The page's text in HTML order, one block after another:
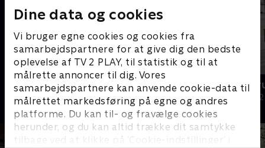
Dine data og cookies
Vi bruger egne cookies og cookies fra
samarbejdspartnere for at give dig den bedste
oplevelse af TV 2 PLAY, til statistik og til at
målrette annoncer til dig. Vores
samarbejdspartnere kan anvende cookie-data til
målrettet markedsføring på egne og andres
platforme. Du kan til- og fravælge cookies
herunder, og du kan altid trække dit samtykke
tilbage ved at klikke på ’Cookie-indstillinger’ i
Grænsepatruljen Australien
Dokumentar • 4 sæsoner Dokumentar •